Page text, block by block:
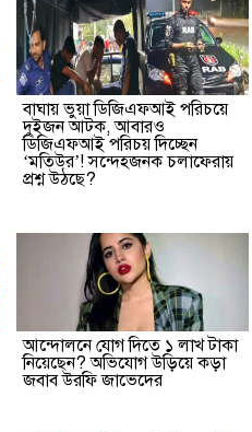
বাঘায় ভুয়া ডিজিএফআই পরিচয়ে
দুইজন আটক, আবারও
ডিজিএফআই পরিচয় দিচ্ছেন
‘মতিউর’! সন্দেহজনক চলাফেরায়
প্রশ্ন উঠছে?
আন্দোলনে যোগ দিতে ১ লাখ টাকা
নিয়েছেন? অভিযোগ উড়িয়ে কড়া
জবাব উরফি জাভেদের